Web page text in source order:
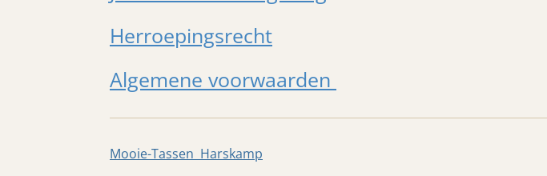
Herroepingsrecht
Algemene voorwaarden
Mooie-Tassen Harskamp